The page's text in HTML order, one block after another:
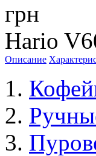
грн
Hario
Описание